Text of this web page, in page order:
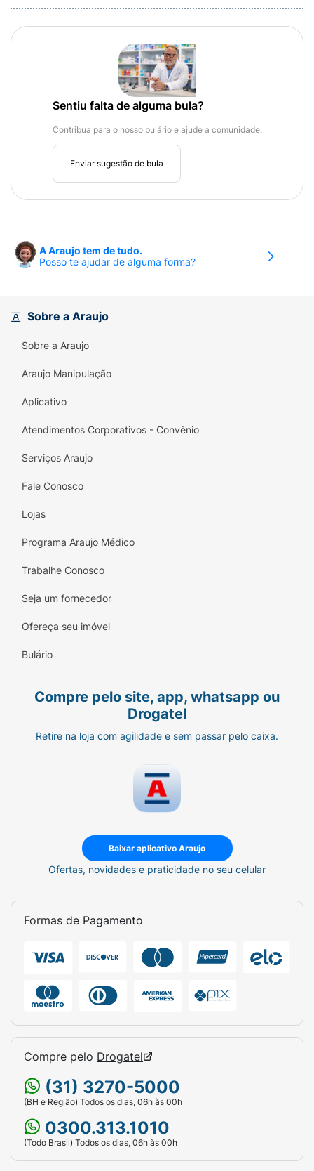
Sentiu falta de alguma bula?
Contribua para o nosso bulário e ajude a comunidade.
Enviar sugestão de bula
A Araujo tem de tudo.
Posso te ajudar de alguma forma?
Sobre a Araujo
Sobre a Araujo
Araujo Manipulação
Aplicativo
Atendimentos Corporativos - Convênio
Serviços Araujo
Fale Conosco
Lojas
Programa Araujo Médico
Trabalhe Conosco
Seja um fornecedor
Ofereça seu imóvel
Bulário
Compre pelo site, app, whatsapp ou
Drogatel
Retire na loja com agilidade e sem passar pelo caixa.
Baixar aplicativo Araujo
Ofertas, novidades e praticidade no seu celular
Formas de Pagamento
Compre pelo Drogatel
(31) 3270-5000
(BH e Região) Todos os dias, 06h às 00h
0300.313.1010
(Todo Brasil) Todos os dias, 06h às 00h